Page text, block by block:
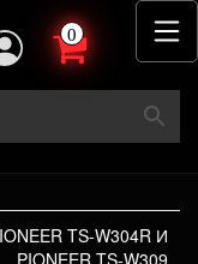
0
TS-W304R И
PIONEER TS-W309